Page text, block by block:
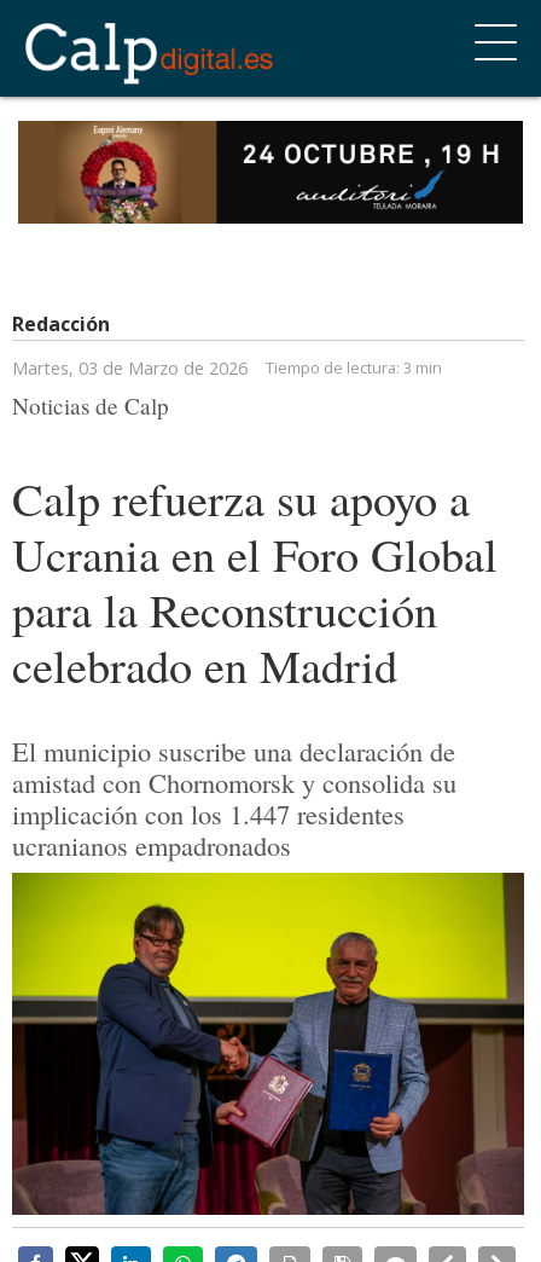
Redacción
Martes, 03 de Marzo de 2026 Tiempo de lectura: 3 min
Noticias de Calp
Calp refuerza su apoyo a
Ucrania en el Foro Global
para la Reconstrucción
celebrado en Madrid
El municipio suscribe una declaración de
amistad con Chornomorsk y consolida su
implicación con los 1.447 residentes
ucranianos empadronados